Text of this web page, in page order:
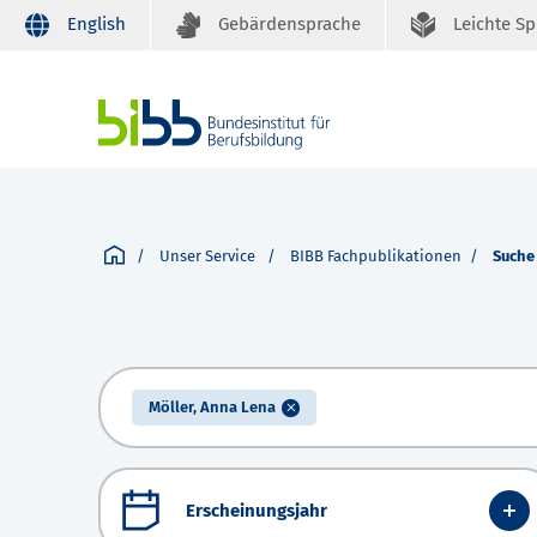
English Gebärdensprache Leichte
Unser Service BIBB Fachpublikationen Suche
Möller, Anna Lena
Erscheinungsjahr